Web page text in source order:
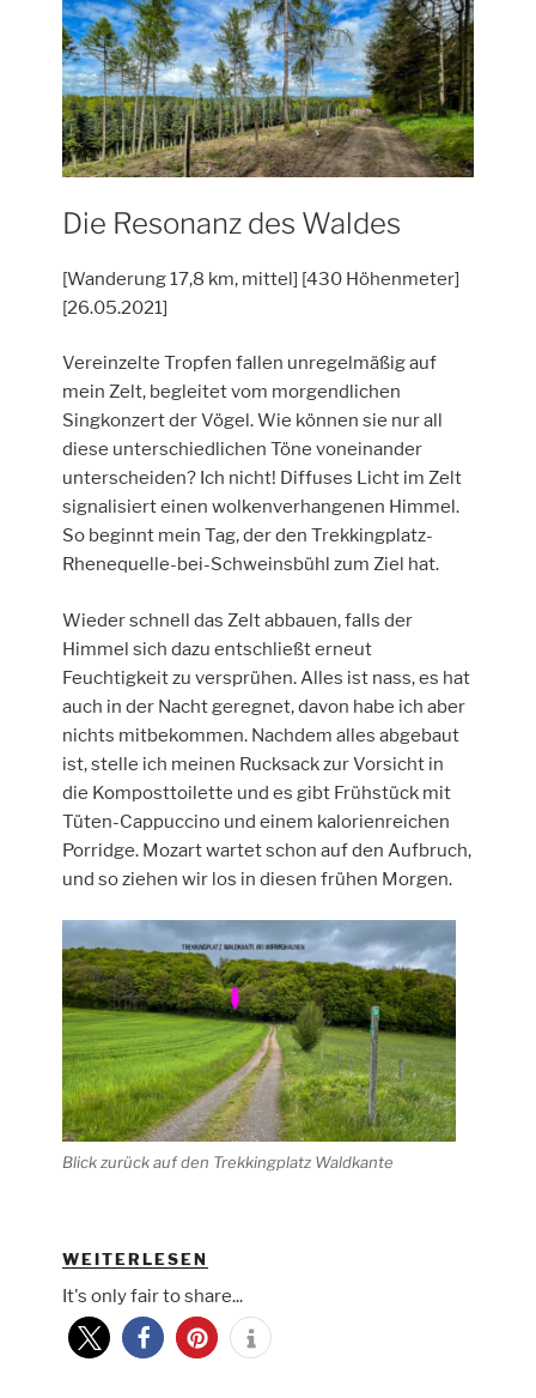
Die Resonanz des Waldes
[Wanderung 17,8 km, mittel] [430 Höhenmeter]
[26.05.2021]
Vereinzelte Tropfen fallen unregelmäßig auf
mein Zelt, begleitet vom morgendlichen
Singkonzert der Vögel. Wie können sie nur all
diese unterschiedlichen Töne voneinander
unterscheiden? Ich nicht! Diffuses Licht im Zelt
signalisiert einen wolkenverhangenen Himmel.
So beginnt mein Tag, der den Trekkingplatz-
Rhenequelle-bei-Schweinsbühl zum Ziel hat.
Wieder schnell das Zelt abbauen, falls der
Himmel sich dazu entschließt erneut
Feuchtigkeit zu versprühen. Alles ist nass, es hat
auch in der Nacht geregnet, davon habe ich aber
nichts mitbekommen. Nachdem alles abgebaut
ist, stelle ich meinen Rucksack zur Vorsicht in
die Komposttoilette und es gibt Frühstück mit
Tüten-Cappuccino und einem kalorienreichen
Porridge. Mozart wartet schon auf den Aufbruch,
und so ziehen wir los in diesen frühen Morgen.
Blick zurück auf den Trekkingplatz Waldkante
„DIEMELSTEIG
2
–
WIRMIGHAUSEN
WEITERLESEN
It's only fair to share...